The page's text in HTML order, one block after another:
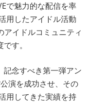
で魅力的な配信を率
用したアイドル活動
イドルコミュニティ
す。
記念すべき第一弾アン
演を成功させ、その
用してきた実績を持